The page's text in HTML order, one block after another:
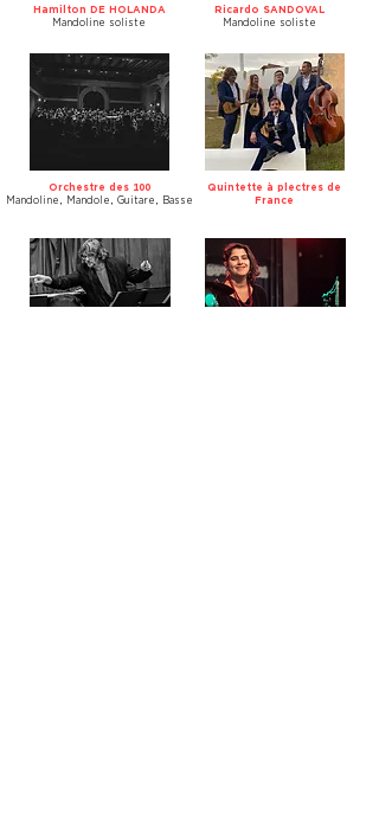
Hamilton DE HOLANDA
Mandoline soliste
Orchestre des 100
Mandoline, Mandole, Guitare, Basse
Ricardo SANDOVAL
Mandoline soliste
Quintette à plectres de
France